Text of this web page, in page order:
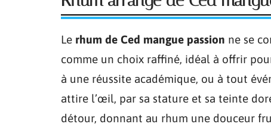
Le rhum de Ced mangue passion ne se
comme un choix raffiné, idéal à offrir
à une réussite académique, ou à tout
attire l’œil, par sa stature et sa teinte
détour, donnant au rhum une douceur